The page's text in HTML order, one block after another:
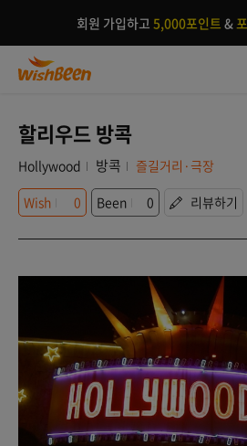
회원 가입하고 5,000포인트 &
할리우드 방콕
Hollywood 방콕
즐길거리·극장
Wish
0 Been 0 리뷰하기